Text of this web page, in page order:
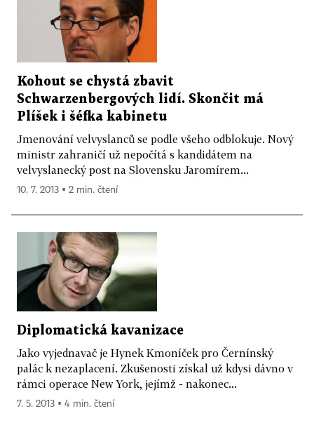
Kohout se chystá zbavit
Schwarzenbergových lidí. Skončit má
Plíšek i šéfka kabinetu
Jmenování velvyslanců se podle všeho odblokuje. Nový
ministr zahraničí už nepočítá s kandidátem na
velvyslanecký post na Slovensku Jaromírem...
10. 7. 2013 ▪ 2 min. čtení
Diplomatická kavanizace
Jako vyjednavač je Hynek Kmoníček pro Černínský
palác k nezaplacení. Zkušenosti získal už kdysi dávno v
rámci operace New York, jejímž - nakonec...
7. 5. 2013 ▪ 4 min. čtení